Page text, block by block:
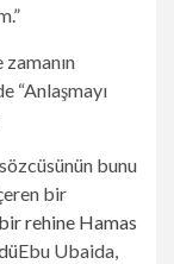
“Anlaşmayı
bunu
bir
rehine Hamas
Ebu Ubaida,